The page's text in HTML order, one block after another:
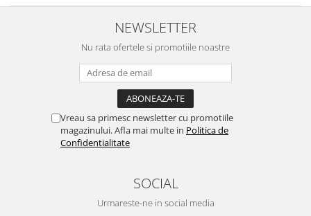
NEWSLETTER
Nu rata ofertele si promotiile noastre
Vreau sa primesc newsletter cu promotiile
magazinului. Afla mai multe in Politica de
Confidentialitate
SOCIAL
Urmareste-ne in social media